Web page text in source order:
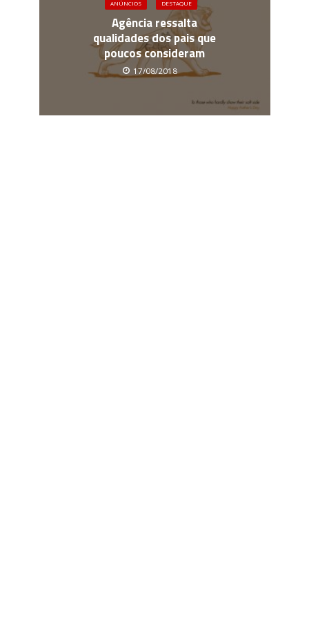
ANÚNCIOS DESTAQUE
Agência ressalta
qualidades dos pais que
poucos consideram
17/08/2018